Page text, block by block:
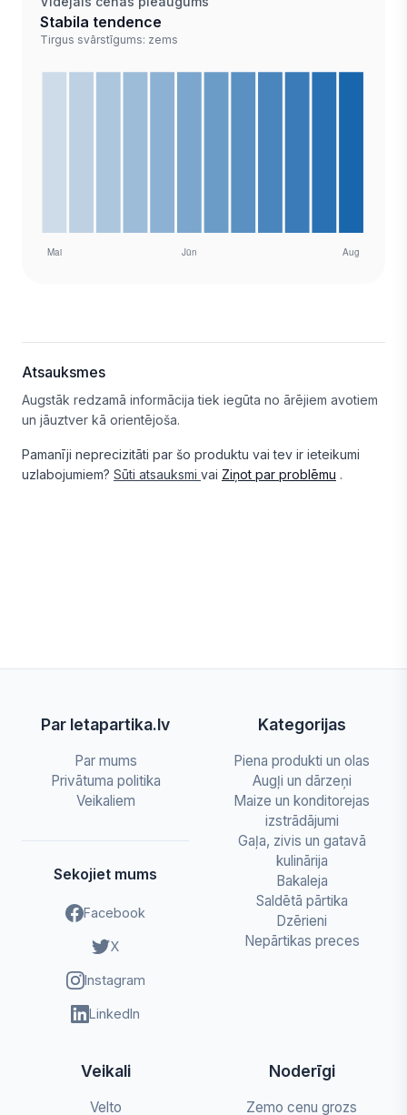
Stabila tendence
Tirgus svārstīgums: zems
Atsauksmes
Augstāk redzamā informācija tiek iegūta no ārējiem avotiem
un jāuztver kā orientējoša.
Pamanīji neprecizitāti par šo produktu vai tev ir ieteikumi
uzlabojumiem? Sūti atsauksmi vai Ziņot par problēmu .
Par letapartika.lv
Par mums
Privātuma politika
Veikaliem
Sekojiet mums
Facebook
X
Instagram
LinkedIn
Kategorijas
Piena produkti un olas
Augļi un dārzeņi
Maize un konditorejas
izstrādājumi
Gaļa, zivis un gatavā
kulinārija
Bakaleja
Saldētā pārtika
Dzērieni
Nepārtikas preces
Veikali
Velto
Noderīgi
Zemo cenu grozs